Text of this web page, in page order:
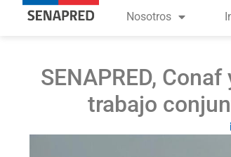
Nosotros
SENAPRED,
trabajo